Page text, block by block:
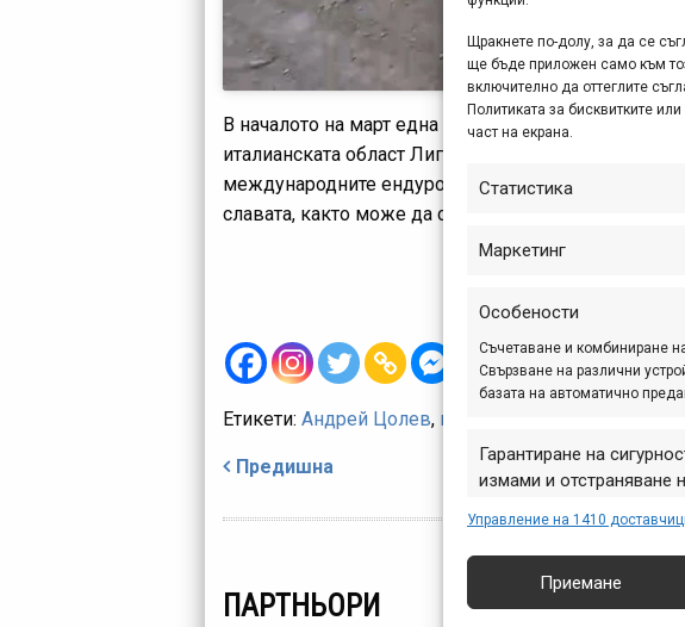
Щракнете по-долу, за да се
ще бъде приложен само към
включително да оттеглите
Политиката за бисквитките
част на екрана.
Статистика
Маркетинг
Особености
Съчетаване и комбиниране
Свързване на различни
базата на автоматично
Гарантиране на
измами и отстраняване
съобщаване на избори
Управление на 1410
Приемане
В началото на март една силна българска група
италианската област Лигурия и по-конкретно
международните ендуро състезания там, и от
славата, както може да си види и в това видео,
Етикети: Андрей Цолев, видео
Навигация
Предишна
ПАРТНЬОРИ